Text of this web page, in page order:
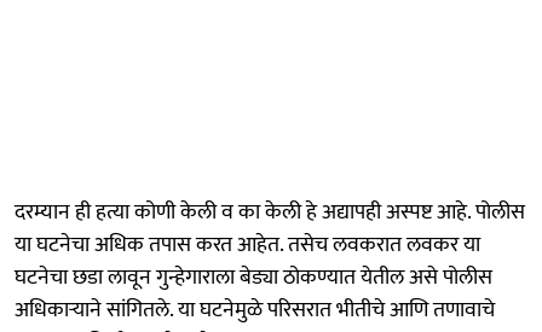
दरम्यान ही हत्या कोणी केली व का केली हे अद्यापही अस्पष्ट आहे. पोलीस
या घटनेचा अधिक तपास करत आहेत. तसेच लवकरात लवकर या
घटनेचा छडा लावून गुन्हेगाराला बेड्या ठोकण्यात येतील असे पोलीस
अधिकाऱ्याने सांगितले. या घटनेमुळे परिसरात भीतीचे आणि तणावाचे